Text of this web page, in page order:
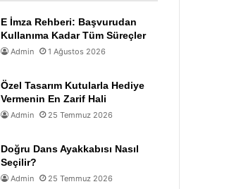
E İmza Rehberi: Başvurudan
Kullanıma Kadar Tüm Süreçler
Admin 1 Ağustos 2026
Özel Tasarım Kutularla Hediye
Vermenin En Zarif Hali
Admin 25 Temmuz 2026
Doğru Dans Ayakkabısı Nasıl
Seçilir?
Admin 25 Temmuz 2026